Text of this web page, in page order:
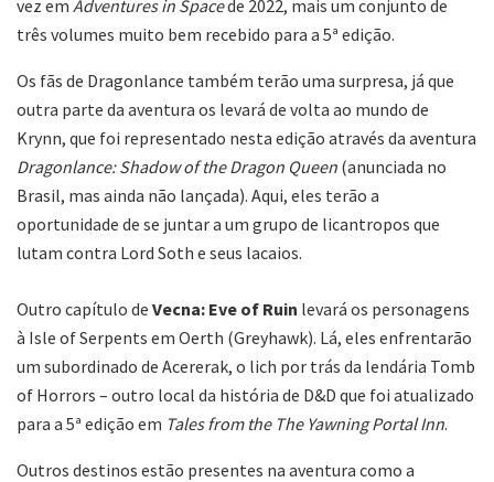
vez em Adventures in Spacede 2022, mais um conjunto de
três volumes muito bem recebido para a 5ª edição.
Os fãs de Dragonlance também terão uma surpresa, já que
outra parte da aventura os levará de volta ao mundo de
Krynn, que foi representado nesta edição através da aventura
Dragonlance: Shadow of the Dragon Queen (anunciada no
Brasil, mas ainda não lançada). Aqui, eles terão a
oportunidade de se juntar a um grupo de licantropos que
lutam contra Lord Soth e seus lacaios.
Outro capítulo de Vecna: Eve of Ruin levará os personagens
à Isle of Serpents em Oerth (Greyhawk). Lá, eles enfrentarão
um subordinado de Acererak, o lich por trás da lendária Tomb
of Horrors – outro local da história de D&D que foi atualizado
para a 5ª edição em Tales from the The Yawning Portal Inn.
Outros destinos estão presentes na aventura como a